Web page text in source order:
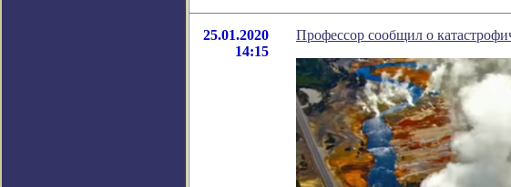
25.01.2020
14:15
Профессор сообщил о